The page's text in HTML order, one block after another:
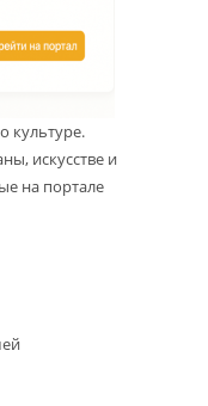
культуре.
искусстве и
на портале